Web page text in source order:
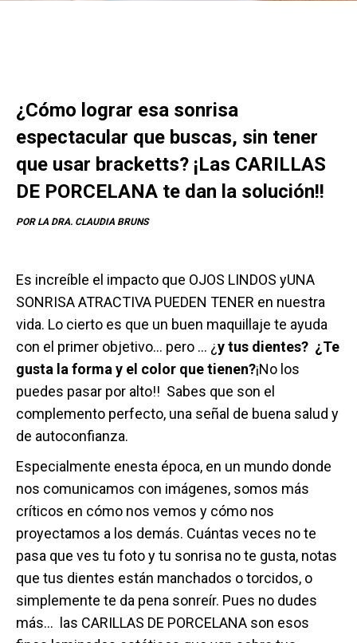
¿Cómo lograr esa sonrisa
espectacular que buscas, sin tener
que usar bracketts? ¡Las CARILLAS
DE PORCELANA te dan la solución!!
POR LA DRA. CLAUDIA BRUNS
Es increíble el impacto que OJOS LINDOS yUNA
SONRISA ATRACTIVA PUEDEN TENER en nuestra
vida. Lo cierto es que un buen maquillaje te ayuda
con el primer objetivo… pero … ¿y tus dientes? ¿Te
gusta la forma y el color que tienen?¡No los
puedes pasar por alto!! Sabes que son el
complemento perfecto, una señal de buena salud y
de autoconfianza.
Especialmente enesta época, en un mundo donde
nos comunicamos con imágenes, somos más
críticos en cómo nos vemos y cómo nos
proyectamos a los demás. Cuántas veces no te
pasa que ves tu foto y tu sonrisa no te gusta, notas
que tus dientes están manchados o torcidos, o
simplemente te da pena sonreír. Pues no dudes
más… las CARILLAS DE PORCELANA son esos